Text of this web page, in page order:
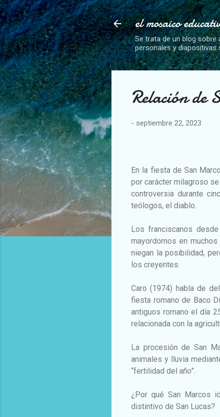
el mosaico
Se trata de un blog
personales y
Relación de
- septiembre 22, 2023
En la fiesta de San
por carácter milagroso
controversia durante
teólogos, el diablo.
Los franciscanos
mayordomos en
niegan la posibilidad,
los creyentes.
Caro (1974) habla de
fiesta romano de Baco
antiguos romano el día
relacionada con la
La procesión de San
animales y lluvia
“fertilidad del año”.
¿Por qué San Marcos
distintivo de San Lucas?